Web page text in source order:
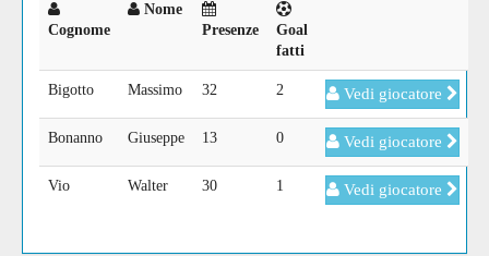
Cognome
Nome
Presenze
Goal
fatti
Bigotto Massimo 32 2 Vedi giocatore
Bonanno Giuseppe 13 0 Vedi giocatore
Vio Walter 30 1 Vedi giocatore